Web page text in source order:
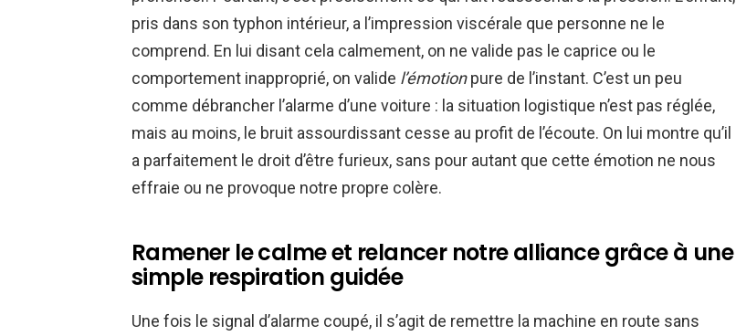
pris dans son typhon intérieur, a l’impression viscérale que personne ne le
comprend. En lui disant cela calmement, on ne valide pas le caprice ou le
comportement inapproprié, on valide l’émotionpure de l’instant. C’est un peu
comme débrancher l’alarme d’une voiture : la situation logistique n’est pas réglée,
mais au moins, le bruit assourdissant cesse au profit de l’écoute. On lui montre qu’il
a parfaitement le droit d’être furieux, sans pour autant que cette émotion ne nous
effraie ou ne provoque notre propre colère.
Ramener le calme et relancer notre alliance grâce à une
simple respiration guidée
Une fois le signal d’alarme coupé, il s’agit de remettre la machine en route sans